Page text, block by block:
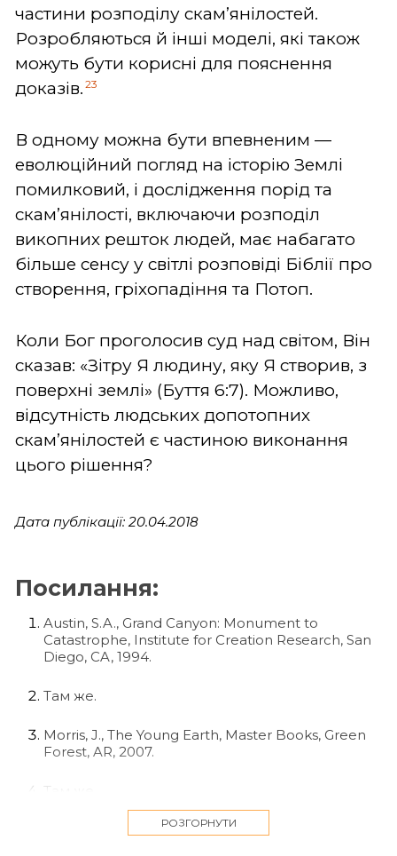
частини розподілу скам’янілостей.
Розробляються й інші моделі, які також
можуть бути корисні для пояснення
доказів. 23
В одному можна бути впевненим —
еволюційний погляд на історію Землі
помилковий, і дослідження порід та
скам’янілості, включаючи розподіл
викопних решток людей, має набагато
більше сенсу у світлі розповіді Біблії про
створення, гріхопадіння та Потоп.
Коли Бог проголосив суд над світом, Він
сказав: «Зітру Я людину, яку Я створив, з
поверхні землі» (Буття 6:7). Можливо,
відсутність людських допотопних
скам’янілостей є частиною виконання
цього рішення?
Дата публікації: 20.04.2018
Посилання:
Austin, S.A., Grand Canyon: Monument to
Catastrophe, Institute for Creation Research, San
Diego, CA, 1994.
Там же.
Morris, J., The Young Earth, Master Books, Green
Forest, AR, 2007.
Там же.
Raging Waters, video produced by Keziah Videos,
РОЗГОРНУТИ